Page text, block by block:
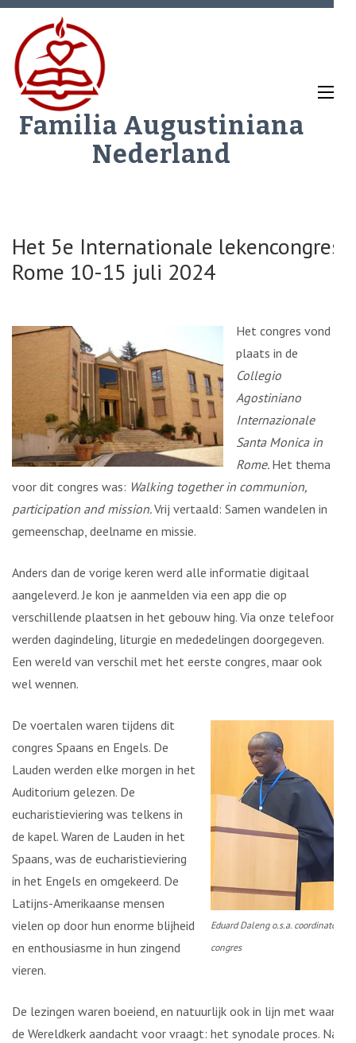
Ga
inhoud
(Druk
enter)
Familia Augustiniana
Nederland
Het 5e Internationale lekencongres
Rome 10-15 juli 2024
Het congres vond
plaats in de
Collegio
Agostiniano
Internazionale
Santa Monica in
Rome. Het thema
voor dit congres was: Walking together in communion,
participation and mission.Vrij vertaald: Samen wandelen in
gemeenschap, deelname en missie.
Anders dan de vorige keren werd alle informatie digitaal
aangeleverd. Je kon je aanmelden via een app die op
verschillende plaatsen in het gebouw hing. Via onze telefoon
werden dagindeling, liturgie en mededelingen doorgegeven.
Een wereld van verschil met het eerste congres, maar ook
wel wennen.
Eduard Daleng o.s.a. coordinator
congres
De voertalen waren tijdens dit
congres Spaans en Engels. De
Lauden werden elke morgen in het
Auditorium gelezen. De
eucharistieviering was telkens in
de kapel. Waren de Lauden in het
Spaans, was de eucharistieviering
in het Engels en omgekeerd. De
Latijns-Amerikaanse mensen
vielen op door hun enorme blijheid
en enthousiasme in hun zingend
vieren.
De lezingen waren boeiend, en natuurlijk ook in lijn met waar
de Wereldkerk aandacht voor vraagt: het synodale proces. Na